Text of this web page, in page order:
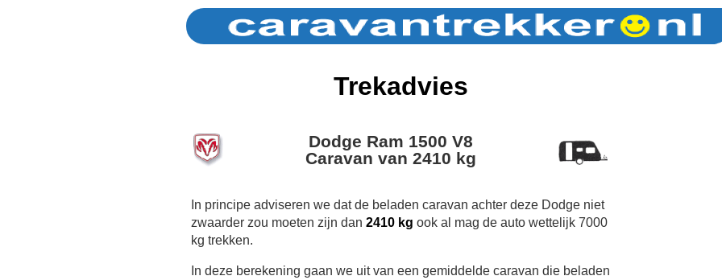
Trekadvies
Dodge Ram 1500 V8
Caravan van 2410 kg
In principe adviseren we dat de beladen caravan achter deze Dodge niet
zwaarder zou moeten zijn dan 2410 kg ook al mag de auto wettelijk 7000
kg trekken.
In deze berekening gaan we uit van een gemiddelde caravan die beladen